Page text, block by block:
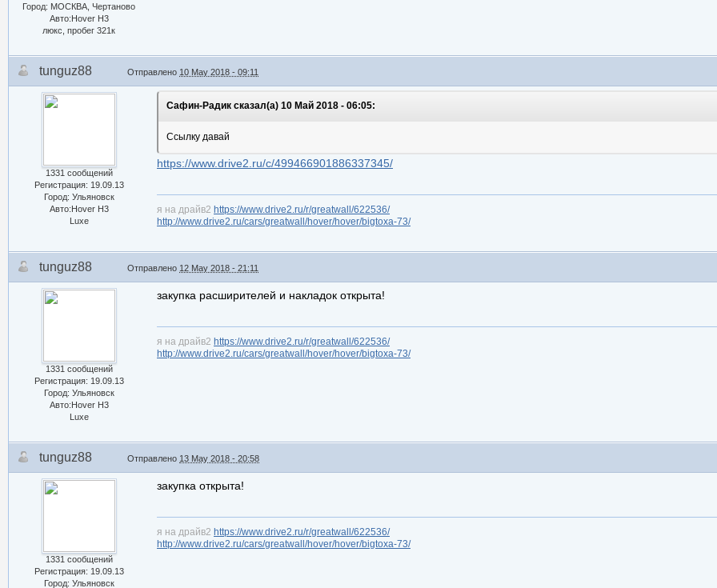
Город: МОСКВА, Чертаново
Авто:Hover H3
люкс, пробег 321к
tunguz88 Отправлено 10 May 2018 - 09:11
1331 сообщений
Регистрация: 19.09.13
Город: Ульяновск
Авто:Hover H3
Luxe
Сафин-Радик сказал(а) 10 Май 2018 - 06:05:
Ссылку давай
https://www.drive2.ru/c/499466901886337345/
я на драйв2 https://www.drive2.ru/r/greatwall/622536/
http://www.drive2.ru/cars/greatwall/hover/hover/bigtoxa-73/
tunguz88 Отправлено 12 May 2018 - 21:11
1331 сообщений
Регистрация: 19.09.13
Город: Ульяновск
Авто:Hover H3
Luxe
закупка расширителей и накладок открыта!
я на драйв2 https://www.drive2.ru/r/greatwall/622536/
http://www.drive2.ru/cars/greatwall/hover/hover/bigtoxa-73/
tunguz88 Отправлено 13 May 2018 - 20:58
1331 сообщений
Регистрация: 19.09.13
Город: Ульяновск
закупка открыта!
я на драйв2 https://www.drive2.ru/r/greatwall/622536/
http://www.drive2.ru/cars/greatwall/hover/hover/bigtoxa-73/